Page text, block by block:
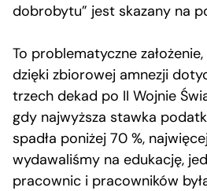
dobrobytu” jest skazany na
To problematyczne
dzięki zbiorowej amnezji
trzech dekad po II Wojnie
gdy najwyższa stawka
spadła poniżej 70 %,
wydawaliśmy na edukację,
pracownic i pracowników